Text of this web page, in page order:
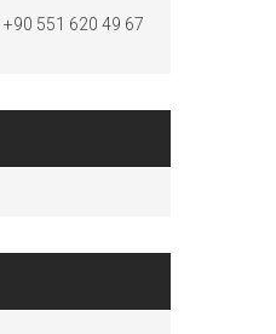
551 620 49 67